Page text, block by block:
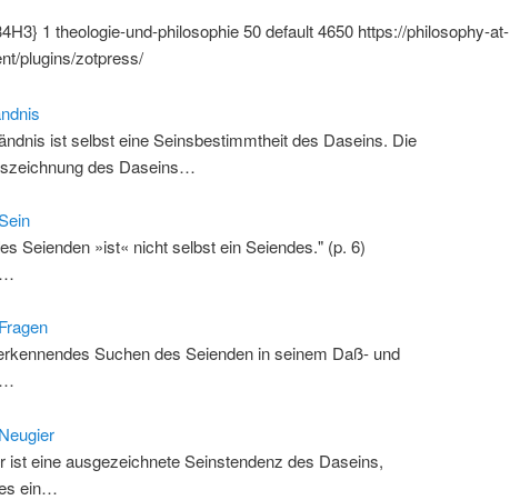
1 theologie-und-philosophie50default4650 https://philosophy-at-
plugins/zotpress/
ist selbst eine Seinsbestimmtheit des Daseins. Die
des Daseins…
Seienden »ist« nicht selbst ein Seiendes." (p. 6)
Suchen des Seienden in seinem Daß- und
ist eine ausgezeichnete Seinstendenz des Daseins,
ein…